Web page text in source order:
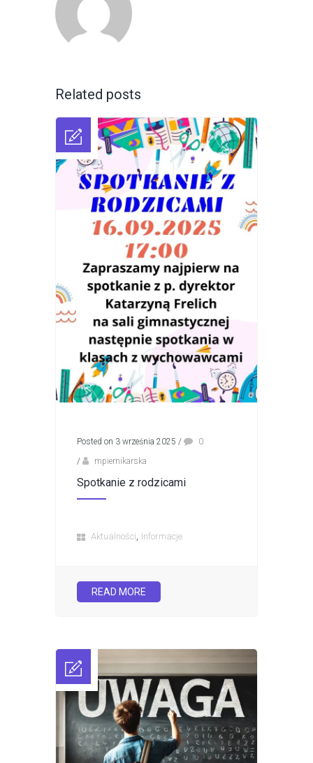
Related posts
Posted on 3 września 2025 /
0
/
mpiernikarska
Spotkanie z rodzicami
Aktualności, Informacje
READ MORE